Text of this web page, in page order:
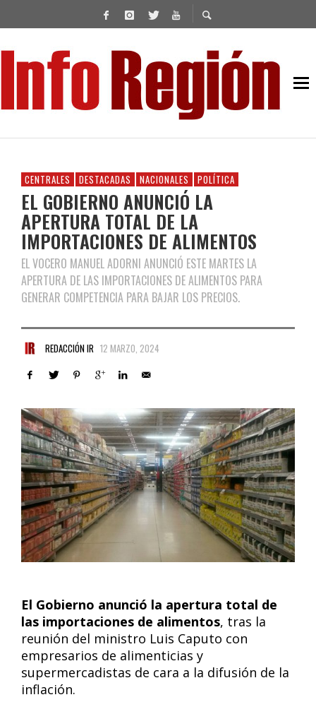
CENTRALES DESTACADAS NACIONALES POLÍTICA
EL GOBIERNO ANUNCIÓ LA
APERTURA TOTAL DE LA
IMPORTACIONES DE ALIMENTOS
EL VOCERO MANUEL ADORNI ANUNCIÓ ESTE MARTES LA
APERTURA DE LAS IMPORTACIONES DE ALIMENTOS PARA
GENERAR COMPETENCIA PARA BAJAR LOS PRECIOS.
REDACCIÓN IR 12 MARZO, 2024
El Gobierno anunció la apertura total de
las importaciones de alimentos, tras la
reunión del ministro Luis Caputo con
empresarios de alimenticias y
supermercadistas de cara a la difusión de la
inflación.